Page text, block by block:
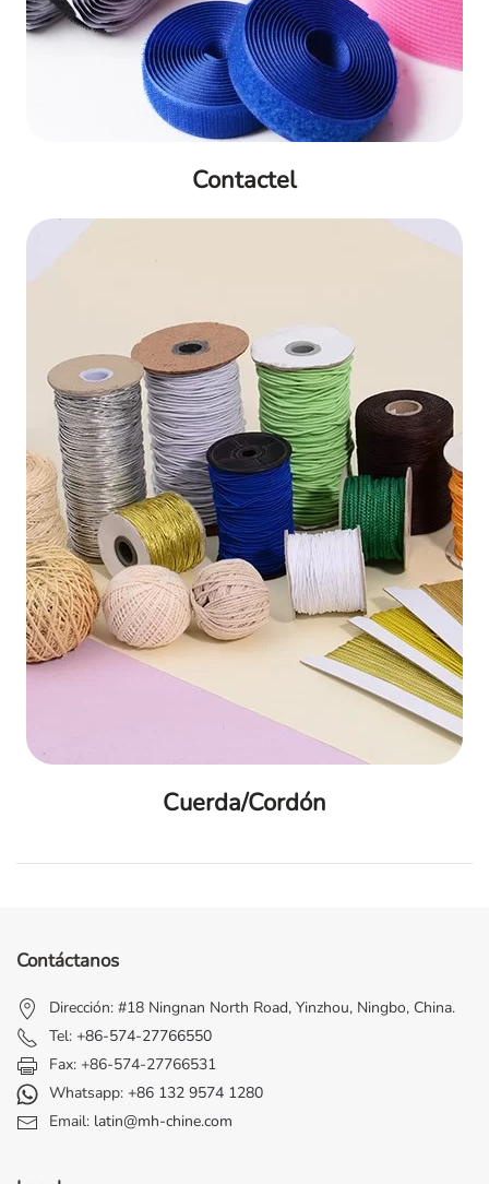
Contactel
Cuerda/Cordón
Contáctanos
Dirección: #18 Ningnan North Road, Yinzhou, Ningbo, China.
Tel: +86-574-27766550
Fax: +86-574-27766531
Whatsapp: +86 132 9574 1280
Email: latin@mh-chine.com